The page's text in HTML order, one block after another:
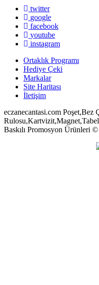
twitter
google
facebook
youtube
instagram
Ortaklık Programı
Hediye Çeki
Markalar
Site Haritası
İletişim
eczanecantasi.com Poşet,Bez
Baskılı Promosyon Ürünleri